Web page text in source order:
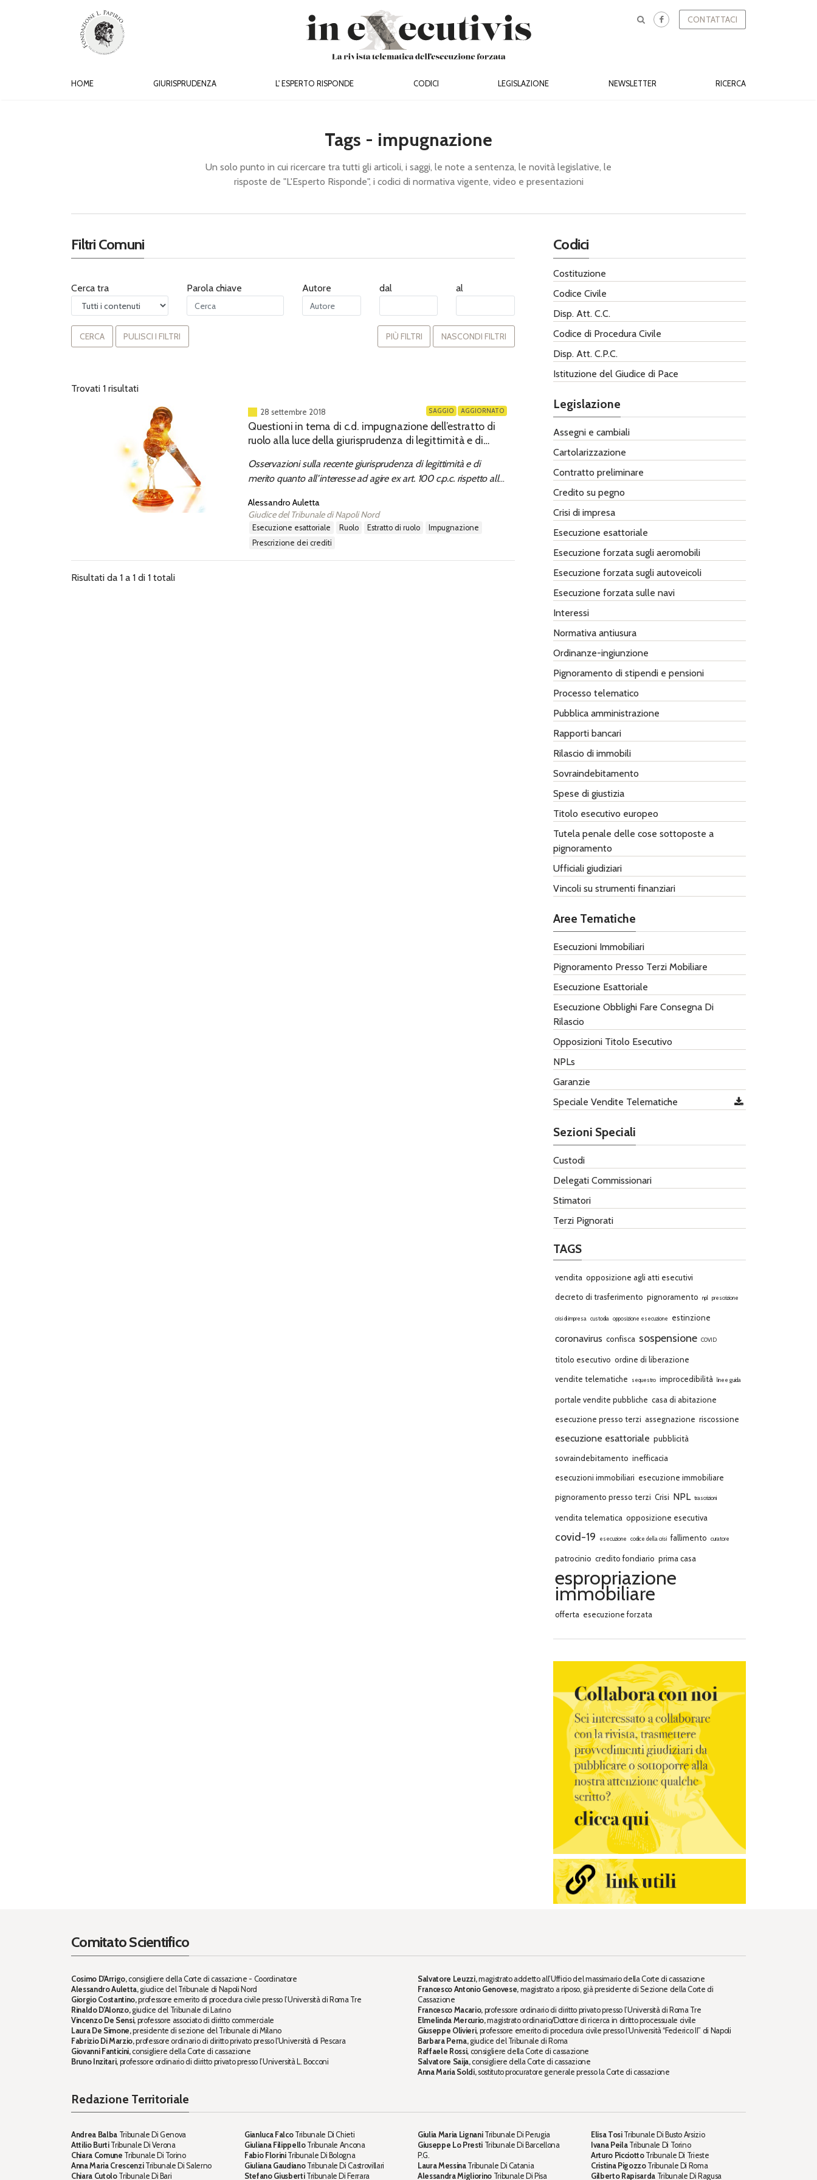
CONTATTACI
HOME GIURISPRUDENZA L' ESPERTO RISPONDE CODICI LEGISLAZIONE NEWSLETTER RICERCA
Tags - impugnazione
Un solo punto in cui ricercare tra tutti gli articoli, i saggi, le note a sentenza, le novità legislative, le
risposte de "L'Esperto Risponde", i codici di normativa vigente, video e presentazioni
Filtri Comuni
Cerca tra Parola chiave Autore dal al
CERCA PULISCI I FILTRI PIÙ FILTRI NASCONDI FILTRI
Trovati 1 risultati
28 settembre 2018 AGGIORNATO
SAGGIO
Questioni in tema di c.d. impugnazione dell’estratto di
ruolo alla luce della giurisprudenza di legittimità e di
Osservazioni sulla recente giurisprudenza di legittimità e di
merito quanto all’interesse ad agire ex art. 100 c.p.c. rispetto alla
Alessandro Auletta
Giudice del Tribunale di Napoli Nord
esecuzione esattoriale ruolo estratto di ruolo
impugnazione
prescrizione dei crediti
Risultati da 1 a 1 di 1 totali
Codici
Costituzione
Codice Civile
Disp. Att. C.C.
Codice di Procedura Civile
Disp. Att. C.P.C.
Istituzione del Giudice di Pace
Legislazione
Assegni e cambiali
Cartolarizzazione
Contratto preliminare
Credito su pegno
Crisi di impresa
Esecuzione esattoriale
Esecuzione forzata sugli aeromobili
Esecuzione forzata sugli autoveicoli
Esecuzione forzata sulle navi
Interessi
Normativa antiusura
Ordinanze-ingiunzione
Pignoramento di stipendi e pensioni
Processo telematico
Pubblica amministrazione
Rapporti bancari
Rilascio di immobili
Sovraindebitamento
Spese di giustizia
Titolo esecutivo europeo
Tutela penale delle cose sottoposte a
pignoramento
Ufficiali giudiziari
Vincoli su strumenti finanziari
Aree Tematiche
Esecuzioni Immobiliari
Pignoramento Presso Terzi Mobiliare
Esecuzione Esattoriale
Esecuzione Obblighi Fare ​Consegna Di
Rilascio
Opposizioni Titolo Esecutivo
NPLs
Garanzie
Speciale Vendite Telematiche
Sezioni Speciali
Custodi
Delegati Commissionari
Stimatori
Terzi Pignorati
TAGS
vendita opposizione agli atti esecutivi
decreto di trasferimento pignoramento npl prescrizione
crisi di impresa custodia opposizione esecuzione estinzione
coronavirus confisca sospensione COVID
titolo esecutivo ordine di liberazione
vendite telematiche
sequestro improcedibilità linee guida
portale vendite pubbliche casa di abitazione
esecuzione presso terzi assegnazione riscossione
esecuzione esattoriale pubblicità
sovraindebitamento inefficacia
esecuzioni immobiliari esecuzione immobiliare
pignoramento presso terzi Crisi NPL trascrizioni
vendita telematica opposizione esecutiva
covid-19 esecuzione codice della crisi fallimento curatore
patrocinio credito fondiario prima casa
espropriazione
immobiliare
offerta esecuzione forzata
Comitato Scientifico
Cosimo D'Arrigo,consigliere della Corte di cassazione - Coordinatore
Alessandro Auletta,giudice del Tribunale di Napoli Nord
Giorgio Costantino,professore emerito di procedura civile presso l’Università di Roma Tre
Rinaldo D'Alonzo,giudice del Tribunale di Larino
Vincenzo De Sensi,professore associato di diritto commerciale
Laura De Simone,presidente di sezione del Tribunale di Milano
Fabrizio Di Marzio,professore ordinario di diritto privato presso l'Università di Pescara
Giovanni Fanticini,consigliere della Corte di cassazione
Bruno Inzitari, professore ordinario di diritto privato presso l’Università L. Bocconi
Salvatore Leuzzi,magistrato addetto all’Ufficio del massimario della Corte di cassazione
Francesco Antonio Genovese, magistrato a riposo, già presidente di Sezione della Corte di
Cassazione
Francesco Macario,professore ordinario di diritto privato presso l’Università di Roma Tre
Elmelinda Mercurio,magistrato ordinario/Dottore di ricerca in diritto processuale civile
Giuseppe Olivieri,professore emerito di procedura civile presso l’Università “Federico II” di Napoli
Barbara Perna,giudice del Tribunale di Roma
Raffaele Rossi, consigliere della Corte di cassazione
Salvatore Saija,consigliere della Corte di cassazione
Anna Maria Soldi,sostituto procuratore generale presso la Corte di cassazione
Redazione Territoriale
Andrea BalbaTribunale Di Genova
Attilio BurtiTribunale Di Verona
Chiara Comune Tribunale Di Torino
Anna Maria CrescenziTribunale Di Salerno
Chiara CutoloTribunale Di Bari
Gianluca FalcoTribunale Di Chieti
Giuliana FilippelloTribunale Ancona
Fabio FloriniTribunale Di Bologna
Giuliana GaudianoTribunale Di Castrovillari
Stefano GiusbertiTribunale Di Ferrara
Giulia Maria LignaniTribunale Di Perugia
Giuseppe Lo PrestiTribunale Di Barcellona
P.G.
Laura MessinaTribunale Di Catania
Alessandra MigliorinoTribunale Di Pisa
Elisa TosiTribunale Di Busto Arsizio
Ivana PeilaTribunale Di Torino
Arturo PicciottoTribunale Di Trieste
Cristina PigozzoTribunale Di Roma
Gilberto RapisardaTribunale Di Ragusa